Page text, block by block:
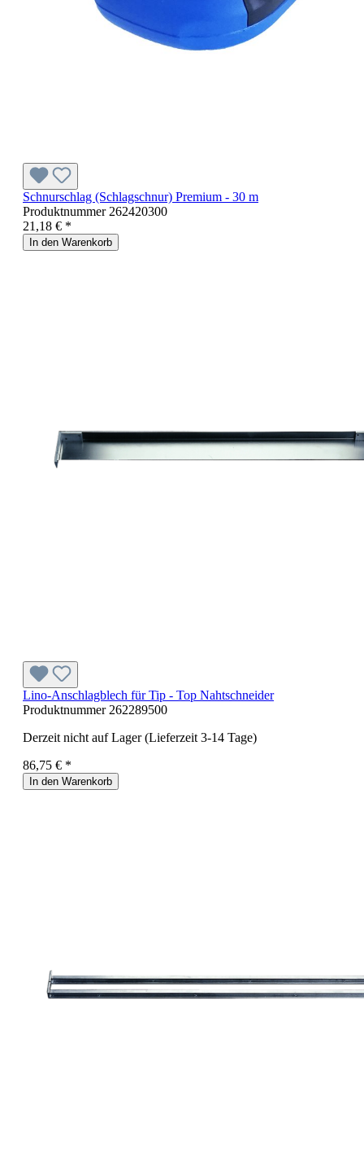
Schnurschlag (Schlagschnur) Premium - 30 m
Produktnummer 262420300
21,18 € *
In den Warenkorb
Lino-Anschlagblech für Tip - Top Nahtschneider
Produktnummer 262289500
Derzeit nicht auf Lager (Lieferzeit 3-14 Tage)
86,75 € *
In den Warenkorb